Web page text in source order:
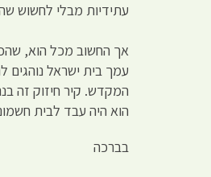
עתידיות מבלי לחשוש
אך החשוב מכל הוא,
עמך בית ישראל נוהגים
הוא היה עבד לבית
בברכה